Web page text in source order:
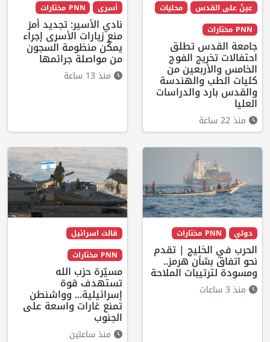
عينٌ على القدس
محليات
PNN مختارات
جامعة القدس تطلق
احتفالات تخريج الفوج
الخامس والأربعين من
كليات الطب والهندسة
والقدس بارد والدراسات
العليا
منذ 22 ساعة
أسرى PNN مختارات
نادي الأسير: تجديد أمرَ
منع زيارات الأسرى إجراء
يمكّن منظومة السجون
من مواصلة جرائمها
منذ 13 ساعة
دولي PNN مختارات
الحرب في الخليج | تقدم
نحو اتفاق بشأن هرمز..
ومسودة لترتيبات الملاحة
منذ 3 ساعات
قالت اسرائيل
PNN مختارات
مسيّرة حزب الله
تستهدف قوة
إسرائيلية... وواشنطن
تمنع غارات واسعة على
الجنوب
منذ ساعتين